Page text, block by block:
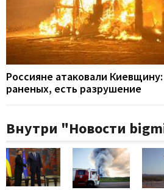
Россияне атаковали
раненых, есть разрушение
Внутри "Новости